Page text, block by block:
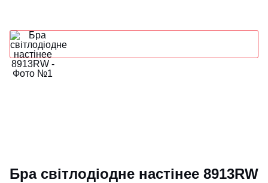
Бра світлодіодне настінее 8913RW